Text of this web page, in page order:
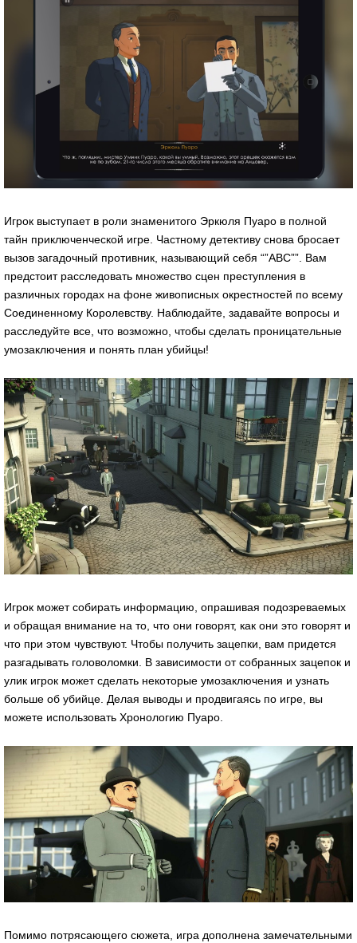
Игрок выступает в роли знаменитого Эркюля Пуаро в полной
тайн приключенческой игре. Частному детективу снова бросает
вызов загадочный противник, называющий себя “”ABC””. Вам
предстоит расследовать множество сцен преступления в
различных городах на фоне живописных окрестностей по всему
Соединенному Королевству. Наблюдайте, задавайте вопросы и
расследуйте все, что возможно, чтобы сделать проницательные
умозаключения и понять план убийцы!
Игрок может собирать информацию, опрашивая подозреваемых
и обращая внимание на то, что они говорят, как они это говорят и
что при этом чувствуют. Чтобы получить зацепки, вам придется
разгадывать головоломки. В зависимости от собранных зацепок и
улик игрок может сделать некоторые умозаключения и узнать
больше об убийце. Делая выводы и продвигаясь по игре, вы
можете использовать Хронологию Пуаро.
Помимо потрясающего сюжета, игра дополнена замечательными